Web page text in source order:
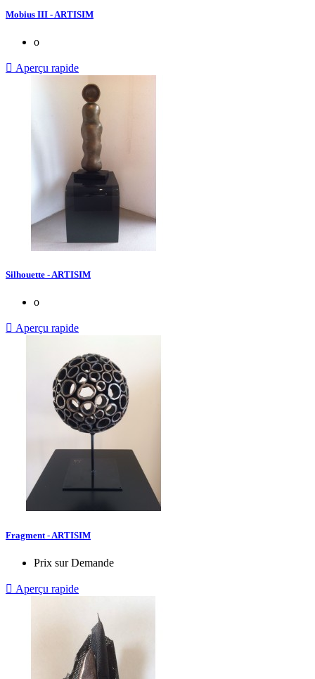
Mobius III - ARTISIM
o
 Aperçu rapide
Silhouette - ARTISIM
o
 Aperçu rapide
Fragment - ARTISIM
Prix sur Demande
 Aperçu rapide